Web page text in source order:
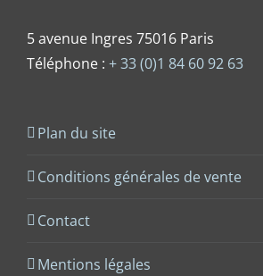
5 avenue Ingres 75016 Paris
Téléphone : + 33 (0)1 84 60 92 63
Plan du site
Conditions générales de vente
Contact
Mentions légales